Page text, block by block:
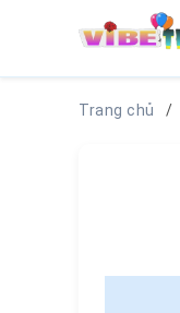
Trang chủ